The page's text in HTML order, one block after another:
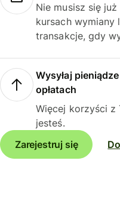
Nie musisz się
kursach wymiany
transakcje, gdy
Wysyłaj
opłatach
Więcej korzyści z
jesteś.
Zarejestruj się